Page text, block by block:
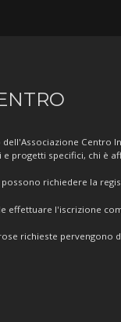
dell'Associazione Centro
e progetti specifici, chi è
possono richiedere la
effettuare l'iscrizione
richieste pervengono